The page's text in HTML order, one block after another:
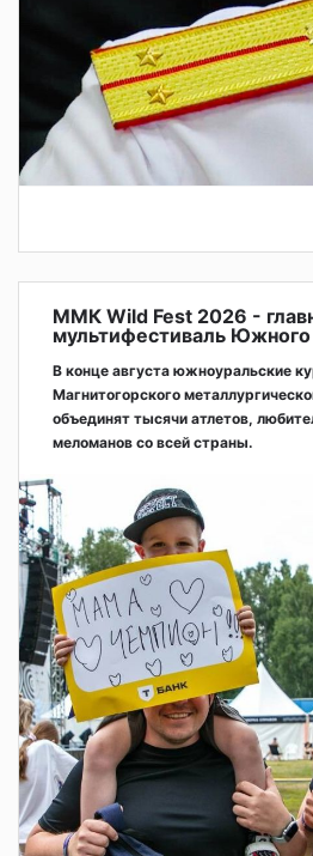
ММК Wild Fest 2026 -
мультифестиваль Южного
В конце августа южноуральские
Магнитогорского
объединят тысячи атлетов,
меломанов со всей страны.